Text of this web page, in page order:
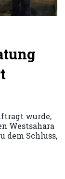
wurde,
Westsahara
dem Schluss,